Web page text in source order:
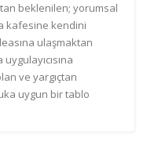
beklenilen; yorumsal
kafesine kendini
ulaşmaktan
ve yargıçtan
uygun bir tablo